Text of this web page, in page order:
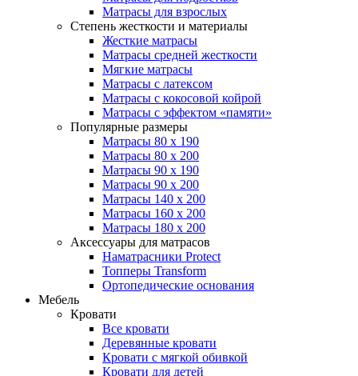
Матрасы для взрослых
Степень жесткости и материалы
Жесткие матрасы
Матрасы средней жесткости
Мягкие матрасы
Матрасы с латексом
Матрасы с кокосовой койрой
Матрасы с эффектом «памяти»
Популярные размеры
Матрасы 80 x 190
Матрасы 80 x 200
Матрасы 90 x 190
Матрасы 90 x 200
Матрасы 140 x 200
Матрасы 160 x 200
Матрасы 180 x 200
Аксессуары для матрасов
Наматрасники Protect
Топперы Transform
Ортопедические основания
Мебель
Кровати
Все кровати
Деревянные кровати
Кровати с мягкой обивкой
Кровати для детей